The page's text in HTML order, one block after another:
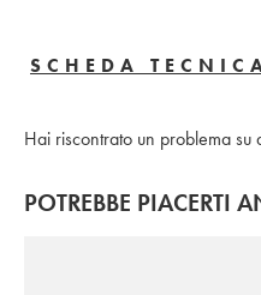
SCHEDA
Hai riscontrato un problema su
POTREBBE PIACERTI